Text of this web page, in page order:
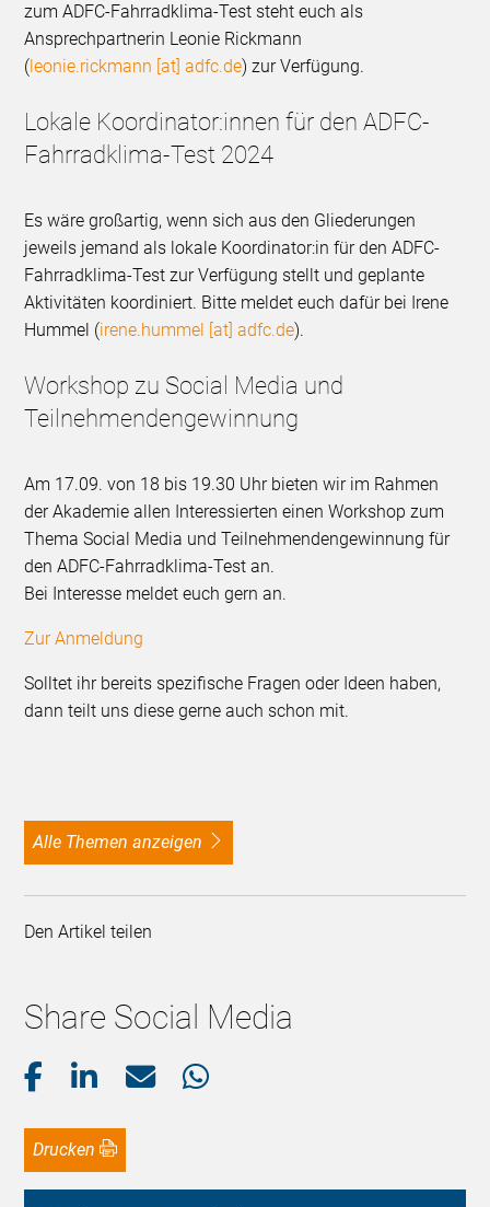
zum ADFC-Fahrradklima-Test steht euch als
Ansprechpartnerin Leonie Rickmann
(leonie.rickmann [at] adfc.de) zur Verfügung.
Lokale Koordinator:innen für den ADFC-
Fahrradklima-Test 2024
Es wäre großartig, wenn sich aus den Gliederungen
jeweils jemand als lokale Koordinator:in für den ADFC-
Fahrradklima-Test zur Verfügung stellt und geplante
Aktivitäten koordiniert. Bitte meldet euch dafür bei Irene
Hummel (irene.hummel [at] adfc.de).
Workshop zu Social Media und
Teilnehmendengewinnung
Am 17.09. von 18 bis 19.30 Uhr bieten wir im Rahmen
der Akademie allen Interessierten einen Workshop zum
Thema Social Media und Teilnehmendengewinnung für
den ADFC-Fahrradklima-Test an.
Bei Interesse meldet euch gern an.
Zur Anmeldung
Solltet ihr bereits spezifische Fragen oder Ideen haben,
dann teilt uns diese gerne auch schon mit.
alle Themen anzeigen
Den Artikel teilen
Share Social Media
Drucken